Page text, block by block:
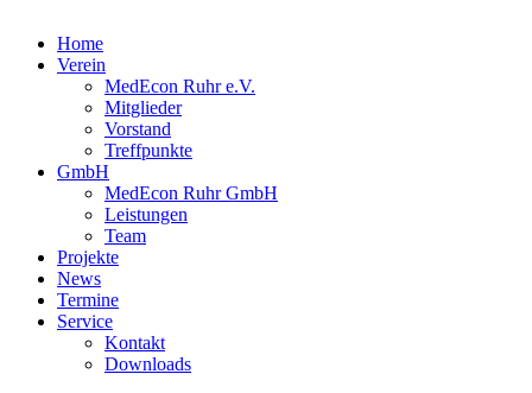
Home
Verein
MedEcon Ruhr e.V.
Mitglieder
Vorstand
Treffpunkte
GmbH
MedEcon Ruhr GmbH
Leistungen
Team
Projekte
News
Termine
Service
Kontakt
Downloads